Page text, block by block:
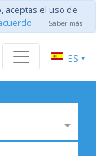
aceptas el uso de
Saber más
ES